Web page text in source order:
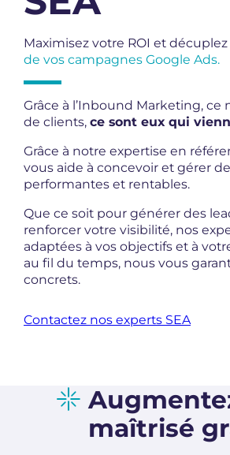
Maximisez votre ROI et
de vos campagnes Google Ads.
Grâce à l’Inbound Marketing, ce
de clients, ce sont eux qui
Grâce à notre expertise en
vous aide à concevoir et gérer
performantes et rentables.
Que ce soit pour générer des
renforcer votre visibilité, nos
adaptées à vos objectifs et à
au fil du temps, nous vous
concrets.
Contactez nos experts SEA
maîtrisé